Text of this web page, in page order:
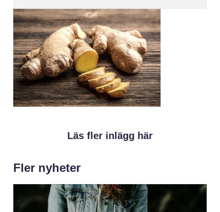
Läs fler inlägg här
Fler nyheter